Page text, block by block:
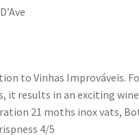
to Vinhas Improváveis.
it results in an exciting
21 moths inox vats,
4/5